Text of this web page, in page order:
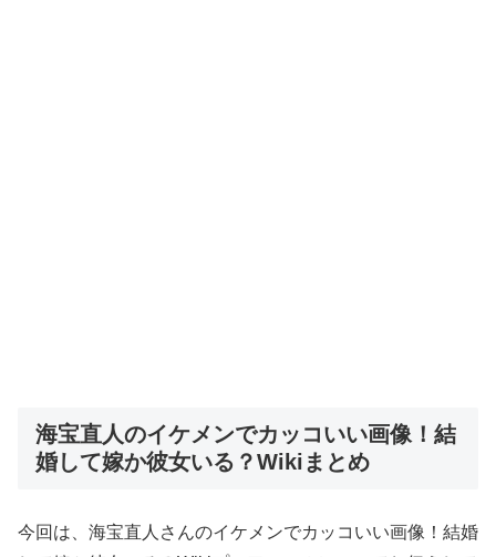
海宝直人のイケメンでカッコいい画像！結
婚して嫁か彼女いる？Wikiまとめ
今回は、海宝直人さんのイケメンでカッコいい画像！結婚